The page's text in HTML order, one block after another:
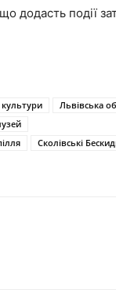
додасть події
Львівська
Сколівські